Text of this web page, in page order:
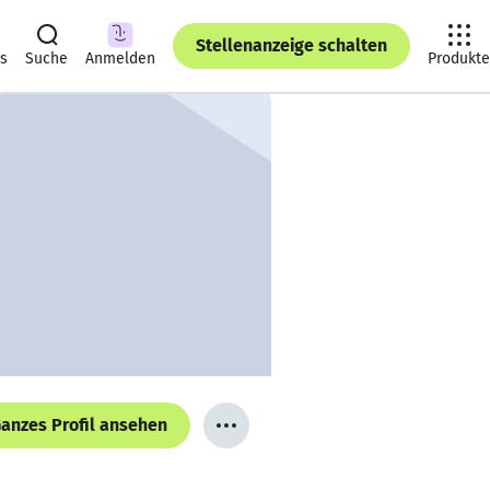
Suche Anmelden
Stellenanzeige schalten
Produkte
Profil ansehen